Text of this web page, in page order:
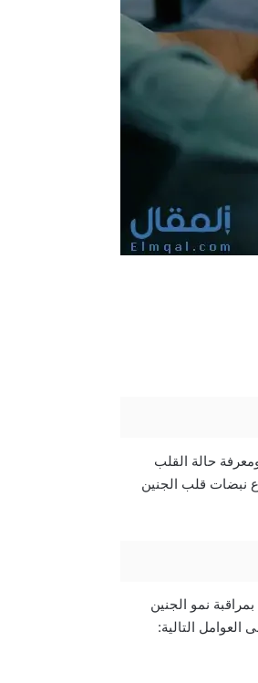
حالة القلب
12 من الحمل للتأكد من سماع نبضات قلب الجنين
نمو الجنين
التالية: